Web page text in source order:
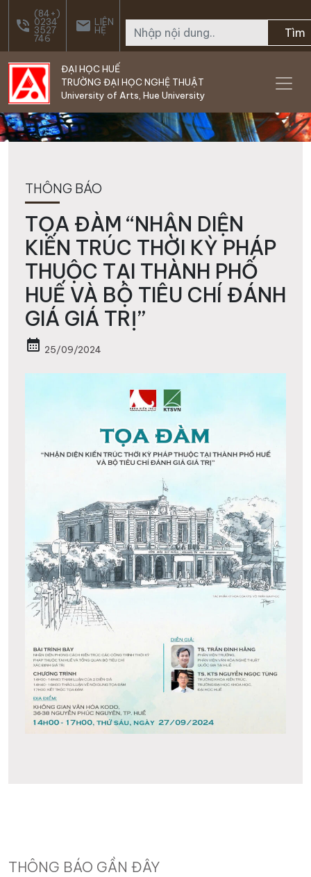
Skip to main content
phone_in_talk
(84+)
0234
3527
746
email LIÊN
HỆ Tìm
ĐẠI HỌC HUẾ
TRƯỜNG ĐẠI HỌC NGHỆ THUẬT
University of Arts, Hue University
THÔNG BÁO
TỌA ĐÀM “NHẬN DIỆN
KIẾN TRÚC THỜI KỲ PHÁP
THUỘC TẠI THÀNH PHỐ
HUẾ VÀ BỘ TIÊU CHÍ ĐÁNH
GIÁ GIÁ TRỊ”
calendar_month 25/09/2024
THÔNG BÁO GẦN ĐÂY